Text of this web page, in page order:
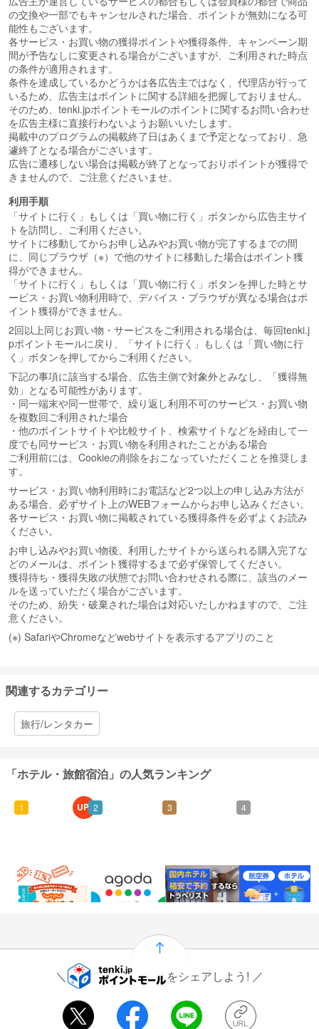
の交換や一部でもキャンセルされた場合、ポイントが無効になる可
能性もございます。
各サービス・お買い物の獲得ポイントや獲得条件、キャンペーン期
間が予告なしに変更される場合がございますが、ご利用された時点
の条件が適用されます。
条件を達成しているかどうかは各広告主ではなく、代理店が行って
いるため、広告主はポイントに関する詳細を把握しておりません。
そのため、tenki.jpポイントモールのポイントに関するお問い合わせ
を広告主様に直接行わないようお願いいたします。
掲載中のプログラムの掲載終了日はあくまで予定となっており、急
遽終了となる場合がございます。
広告に遷移しない場合は掲載が終了となっておりポイントが獲得で
きませんので、ご注意くださいませ。
利用手順
「サイトに行く」もしくは「買い物に行く」ボタンから広告主サイ
トを訪問し、ご利用ください。
サイトに移動してからお申し込みやお買い物が完了するまでの間
に、同じブラウザ（※）で他のサイトに移動した場合はポイント獲
得ができません。
「サイトに行く」もしくは「買い物に行く」ボタンを押した時とサ
ービス・お買い物利用時で、デバイス・ブラウザが異なる場合はポ
イント獲得ができません。
2回以上同じお買い物・サービスをご利用される場合は、毎回tenki.j
pポイントモールに戻り、「サイトに行く」もしくは「買い物に行
く」ボタンを押してからご利用ください。
下記の事項に該当する場合、広告主側で対象外とみなし、「獲得無
効」となる可能性があります。
・同一端末や同一世帯で、繰り返し利用不可のサービス・お買い物
を複数回ご利用された場合
・他のポイントサイトや比較サイト、検索サイトなどを経由して一
度でも同サービス・お買い物を利用されたことがある場合
ご利用前には、Cookieの削除をおこなっていただくことを推奨しま
す。
サービス・お買い物利用時にお電話など2つ以上の申し込み方法が
ある場合、必ずサイト上のWEBフォームからお申し込みください。
各サービス・お買い物に掲載されている獲得条件を必ずよくお読み
ください。
お申し込みやお買い物後、利用したサイトから送られる購入完了な
どのメールは、ポイント獲得するまで必ず保管してください。
獲得待ち・獲得失敗の状態でお問い合わせされる際に、該当のメー
ルを送っていただく場合がございます。
そのため、紛失・破棄された場合は対応いたしかねますので、ご注
意ください。
(※) SafariやChromeなどwebサイトを表示するアプリのこと
関連するカテゴリー
旅行/レンタカー
「ホテル・旅館宿泊」の人気ランキング
UP!
1
0.6%還元
通常：0.5%還元
2
2%還元
3
6.5%還元
4
1,000ポイント
をシェアしよう!